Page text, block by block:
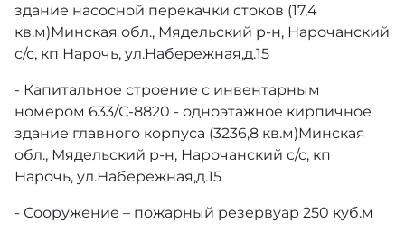
здание насосной перекачки стоков (17,4
кв.м)Минская обл., Мядельский р-н, Нарочанский
с/с, кп Нарочь, ул.Набережная,д.15
- Капитальное строение с инвентарным
номером 633/С-8820 - одноэтажное кирпичное
здание главного корпуса (3236,8 кв.м)Минская
обл., Мядельский р-н, Нарочанский с/с, кп
Нарочь, ул.Набережная,д.15
- Сооружение – пожарный резервуар 250 куб.м